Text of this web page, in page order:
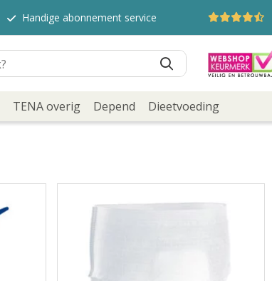
Handige abonnement service
TENA overig Depend Dieetvoeding